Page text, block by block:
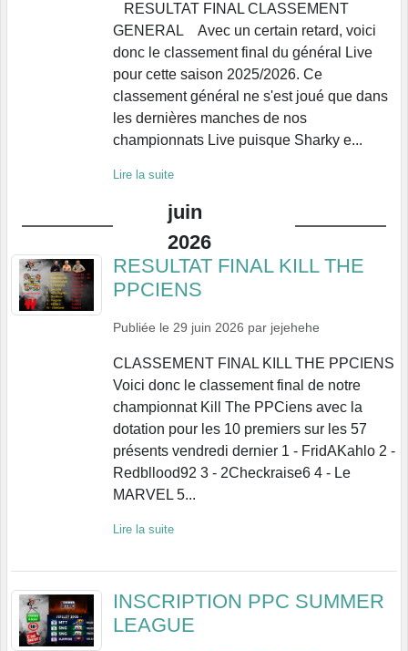
RESULTAT FINAL CLASSEMENT
GENERAL Avec un certain retard, voici
donc le classement final du général Live
pour cette saison 2025/2026. Ce
classement général ne s'est joué que dans
les dernières manches de nos
championnats Live puisque Sharky e...
Lire la suite
juin
2026
RESULTAT FINAL KILL THE
PPCIENS
Publiée le 29 juin 2026 par jejehehe
CLASSEMENT FINAL KILL THE PPCIENS
Voici donc le classement final de notre
championnat Kill The PPCiens avec la
dotation pour les 10 premiers sur les 57
présents vendredi dernier 1 - FridAKahlo 2 -
Redbllood92 3 - 2Checkraise6 4 - Le
MARVEL 5...
Lire la suite
INSCRIPTION PPC SUMMER
LEAGUE